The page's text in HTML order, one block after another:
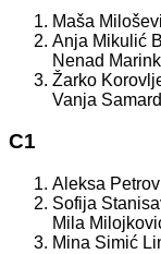
Maša
Anja Mikulić
Nenad
Žarko
Vanja
C1
Aleksa
Sofija
Mila
Mina Simić